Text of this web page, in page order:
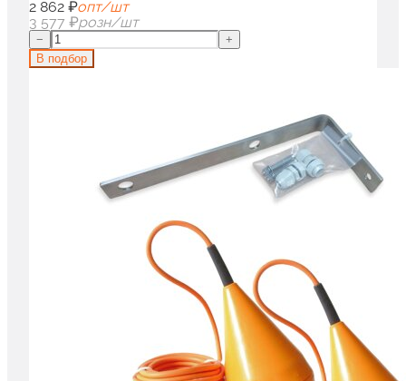
2 862 ₽опт/шт
3 577 ₽розн/шт
−
+
В подбор